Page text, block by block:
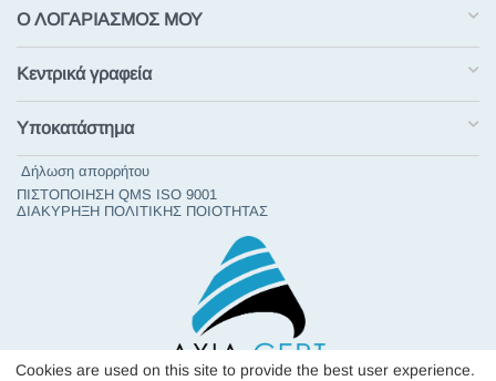
Ο ΛΟΓΑΡΙΑΣΜΟΣ ΜΟΥ
Κεντρικά γραφεία
Υποκατάστημα
Δήλωση απορρήτου
ΠΙΣΤΟΠΟΙΗΣΗ QMS ISO 9001
ΔΙΑΚΥΡΗΞΗ ΠΟΛΙΤΙΚΗΣ ΠΟΙΟΤΗΤΑΣ
Cookies are used on this site to provide the best user experience.